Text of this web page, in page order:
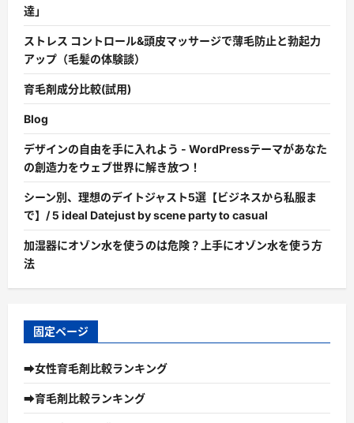
達」
ストレス コントロール&頭皮マッサージで薄毛防止と勃起力
アップ（毛髪の体験談）
育毛剤成分比較(試用)
Blog
デザインの自由を手に入れよう - WordPressテーマがあなた
の創造力をウェブ世界に解き放つ！
シーン別、理想のデイトジャスト5選【ビジネスから私服ま
で】/ 5 ideal Datejust by scene party to casual
加湿器にオゾン水を使うのは危険？上手にオゾン水を使う方
法
固定ページ
➡女性育毛剤比較ランキング
➡育毛剤比較ランキング